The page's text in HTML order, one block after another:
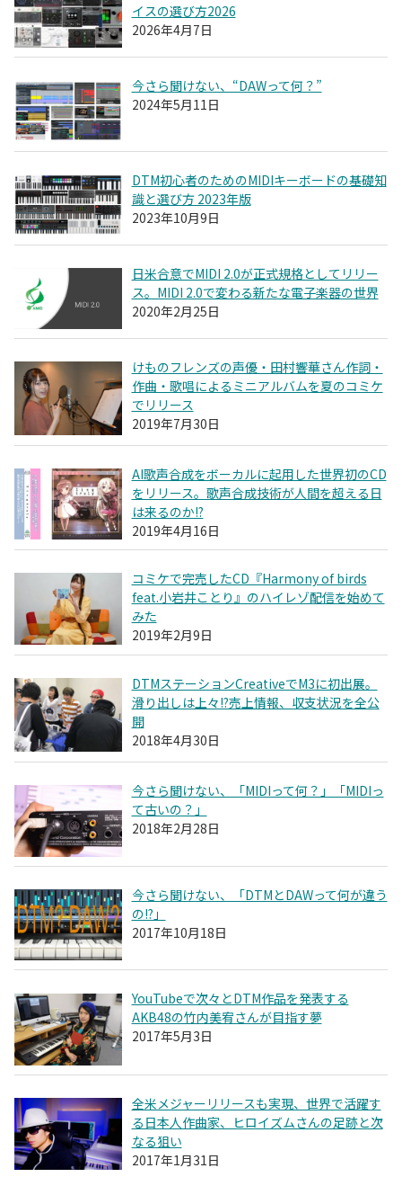
イスの選び方2026
2026年4月7日
今さら聞けない、“DAWって何？”
2024年5月11日
DTM初心者のためのMIDIキーボードの基礎知
識と選び方 2023年版
2023年10月9日
日米合意でMIDI 2.0が正式規格としてリリー
ス。MIDI 2.0で変わる新たな電子楽器の世界
2020年2月25日
けものフレンズの声優・田村響華さん作詞・
作曲・歌唱によるミニアルバムを夏のコミケ
でリリース
2019年7月30日
AI歌声合成をボーカルに起用した世界初のCD
をリリース。歌声合成技術が人間を超える日
は来るのか!?
2019年4月16日
コミケで完売したCD『Harmony of birds
feat.小岩井ことり』のハイレゾ配信を始めて
みた
2019年2月9日
DTMステーションCreativeでM3に初出展。
滑り出しは上々!?売上情報、収支状況を全公
開
2018年4月30日
今さら聞けない、「MIDIって何？」「MIDIっ
て古いの？」
2018年2月28日
今さら聞けない、「DTMとDAWって何が違う
の!?」
2017年10月18日
YouTubeで次々とDTM作品を発表する
AKB48の竹内美宥さんが目指す夢
2017年5月3日
全米メジャーリリースも実現、世界で活躍す
る日本人作曲家、ヒロイズムさんの足跡と次
なる狙い
2017年1月31日